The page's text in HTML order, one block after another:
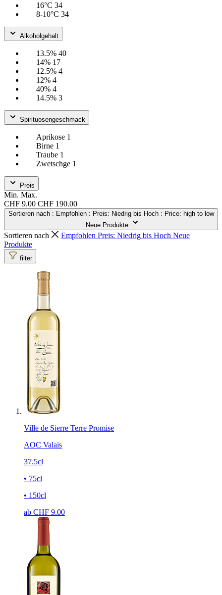
16°C 34
8-10°C 34
Alkoholgehalt
13.5% 40
14% 17
12.5% 4
12% 4
40% 4
14.5% 3
Spirituosengeschmack
Aprikose 1
Birne 1
Traube 1
Zwetschge 1
Preis
Min. Max.
CHF 9.00 CHF 190.00
Sortieren nach : Empfohlen : Preis: Niedrig bis Hoch : Price: high to low
: Neue Produkte
Sortieren nach Empfohlen Preis: Niedrig bis Hoch Neue
Produkte
filter
Ville de Sierre Terre Promise
AOC Valais
37.5cl
• 75cl
• 150cl
ab CHF 9.00